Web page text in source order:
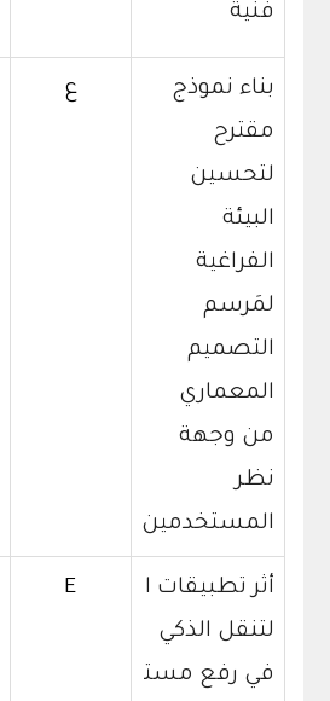
فنية
بناء نموذج
مقترح
لتحسين
البيئة
الفراغية
لمَرسم
التصميم
المعماري
من وجهة
نظر
المستخدمين
ع
أثر تطبيقات ا
لتنقل الذكي
في رفع مست
E